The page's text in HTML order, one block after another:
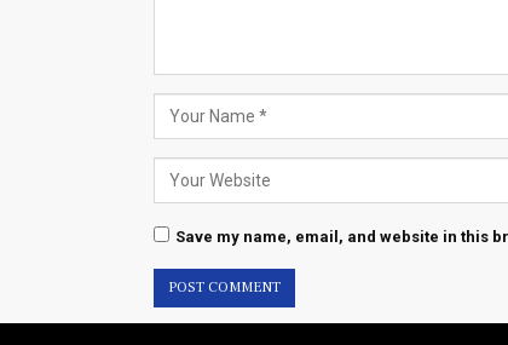
Save my name, email, and website in this